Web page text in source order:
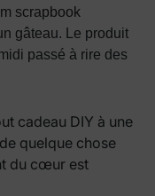
scrapbook
gâteau. Le produit
passé à rire des
cadeau DIY à une
quelque chose
du cœur est